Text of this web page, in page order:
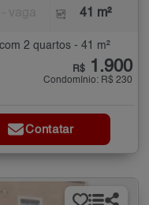
41 m²
2 quartos - 41 m²
R$ 1.900
Condomínio: R$ 230
Contatar